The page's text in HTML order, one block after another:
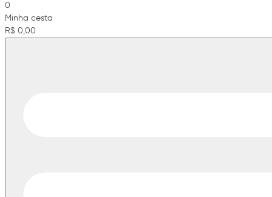
0
Minha cesta
R$ 0,00